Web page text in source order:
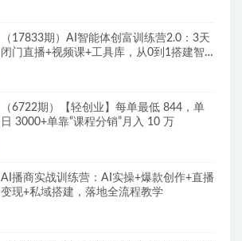
（17833期）AI智能体创富训练营2.0：3天
闭门直播+视频课+工具库，从0到1搭建智
（6722期）【轻创业】每单最低 844，单
日 3000+单靠“课程分销”月入 10 万
AI播商实战训练营：AI实操+爆款创作+直播
变现+私域搭建，落地全流程教学